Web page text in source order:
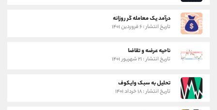
درآمد یک معامله گر روزانه
تاریخ انتشار : ۶ فروردین ۱۴۰۱
ناحیه عرضه و تقاضا
تاریخ انتشار : ۲۱ شهریور ۱۴۰۱
تحلیل به سبک وایکوف
تاریخ انتشار : ۱۸ خرداد ۱۴۰۱